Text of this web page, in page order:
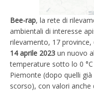
Bee-rap, la rete di
ambientali di interesse
rilevamento, 17
14 aprile 2023 un nuovo
temperature sotto lo 0
Piemonte (dopo quelli
scorso), con valori anche